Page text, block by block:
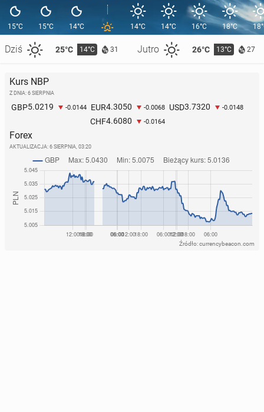
15°C
Dziś 25°C 14°C 31 Jutro 26°C 13°C 27
15°C 14°C 14°C 14°C 16°C 18°C
Kurs NBP
Z DNIA: 6 SIERPNIA
GBP5.0219 -0.0144 EUR4.3050 -0.0068 USD3.7320 -0.0148
CHF4.6080 -0.0164
Forex
AKTUALIZACJA: 6 SIERPNIA, 03:20
Źródło: currencybeacon.com